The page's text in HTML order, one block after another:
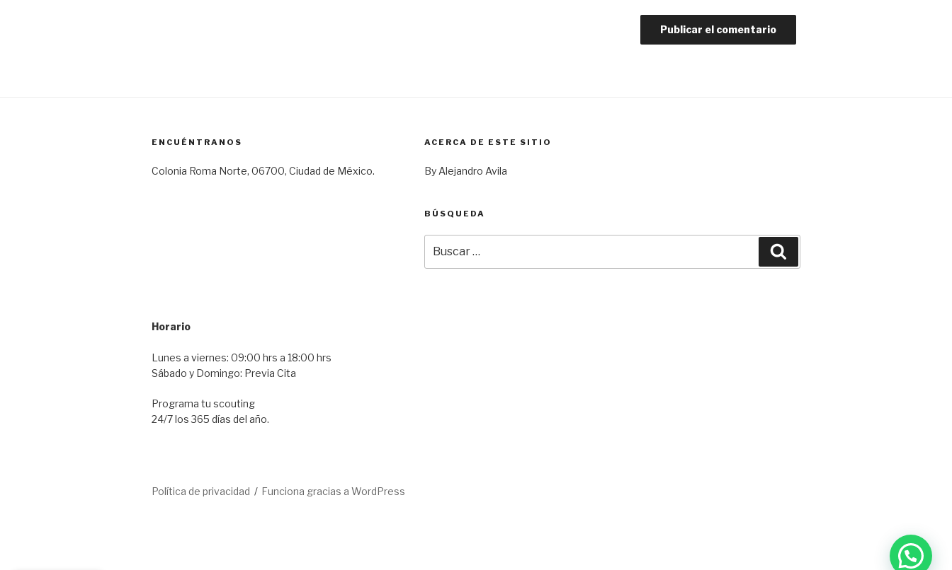
ENCUÉNTRANOS
Colonia Roma Norte, 06700, Ciudad de México.
Horario
Lunes a viernes: 09:00 hrs a 18:00 hrs
Sábado y Domingo: Previa Cita
Programa tu scouting
24/7 los 365 días del año.
ACERCA DE ESTE SITIO
By Alejandro Avila
BÚSQUEDA
por:
Política de privacidad Funciona gracias a WordPress